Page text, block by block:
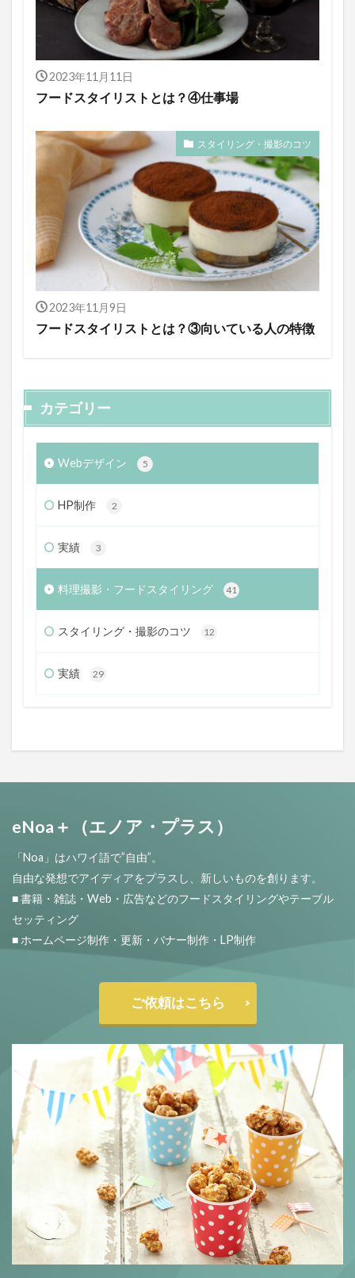
2023年11月11日
フードスタイリストとは？④仕事場
スタイリング・撮影のコツ
2023年11月9日
フードスタイリストとは？③向いている人の特徴
カテゴリー
Webデザイン 5
HP制作 2
実績 3
料理撮影・フードスタイリング 41
スタイリング・撮影のコツ 12
実績 29
eNoa＋（エノア・プラス）
「Noa」はハワイ語で”自由”。
自由な発想でアイディアをプラスし、新しいものを創ります。
■ 書籍・雑誌・Web・広告などのフードスタイリングやテーブル
セッティング
■ ホームページ制作・更新・バナー制作・LP制作
ご依頼はこちら